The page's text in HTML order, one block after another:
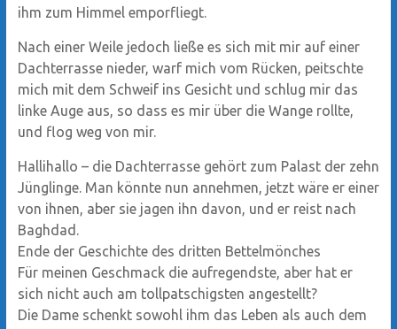
ihm zum Himmel emporfliegt.
Nach einer Weile jedoch ließe es sich mit mir auf einer
Dachterrasse nieder, warf mich vom Rücken, peitschte
mich mit dem Schweif ins Gesicht und schlug mir das
linke Auge aus, so dass es mir über die Wange rollte,
und flog weg von mir.
Hallihallo – die Dachterrasse gehört zum Palast der zehn
Jünglinge. Man könnte nun annehmen, jetzt wäre er einer
von ihnen, aber sie jagen ihn davon, und er reist nach
Baghdad.
Ende der Geschichte des dritten Bettelmönches
Für meinen Geschmack die aufregendste, aber hat er
sich nicht auch am tollpatschigsten angestellt?
Die Dame schenkt sowohl ihm das Leben als auch dem